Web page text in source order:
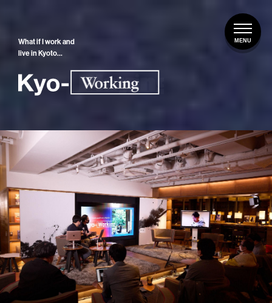
What if I work and
live in Kyoto…